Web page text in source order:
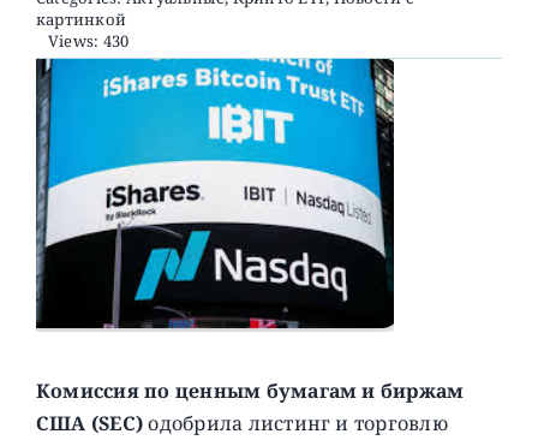
картинкой
Views: 430
Комиссия по ценным бумагам и биржам
США (SEC)одобрила листинг и торговлю